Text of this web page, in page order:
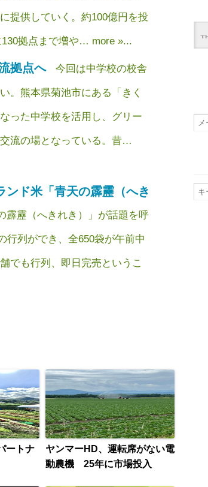
提供していく。約100億円を投
拠点まで増や… more »...
拠点へ 今回は中学校の校舎
。熊本県菊池市にある「きく
った中学校を活用し、グリー
流の場となっている。昔…
ド米「青天の霹靂（へき
霹靂（へきれき）」が話題を呼
行列ができ、全650袋が午前中
でも行列、即日完売というこ
ートナ
ヤンマーHD、運転席がない電
動農機 25年に市場投入